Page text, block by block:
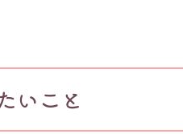
いこと